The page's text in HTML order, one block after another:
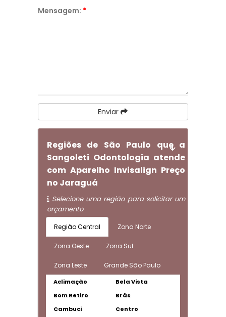
Mensagem: *
Enviar
Regiões de São Paulo que a
Sangoleti Odontologia atende
com Aparelho Invisalign Preço
no Jaraguá
Selecione uma região para solicitar um
orçamento
Região Central Zona Norte
Zona Oeste Zona Sul
Zona Leste Grande São Paulo
Aclimação
Bela Vista
Bom Retiro
Brás
Cambuci
Centro